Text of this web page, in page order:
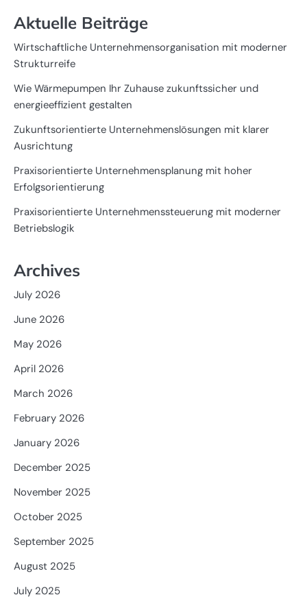
Aktuelle Beiträge
Wirtschaftliche Unternehmensorganisation mit moderner
Strukturreife
Wie Wärmepumpen Ihr Zuhause zukunftssicher und
energieeffizient gestalten
Zukunftsorientierte Unternehmenslösungen mit klarer
Ausrichtung
Praxisorientierte Unternehmensplanung mit hoher
Erfolgsorientierung
Praxisorientierte Unternehmenssteuerung mit moderner
Betriebslogik
Archives
July 2026
June 2026
May 2026
April 2026
March 2026
February 2026
January 2026
December 2025
November 2025
October 2025
September 2025
August 2025
July 2025